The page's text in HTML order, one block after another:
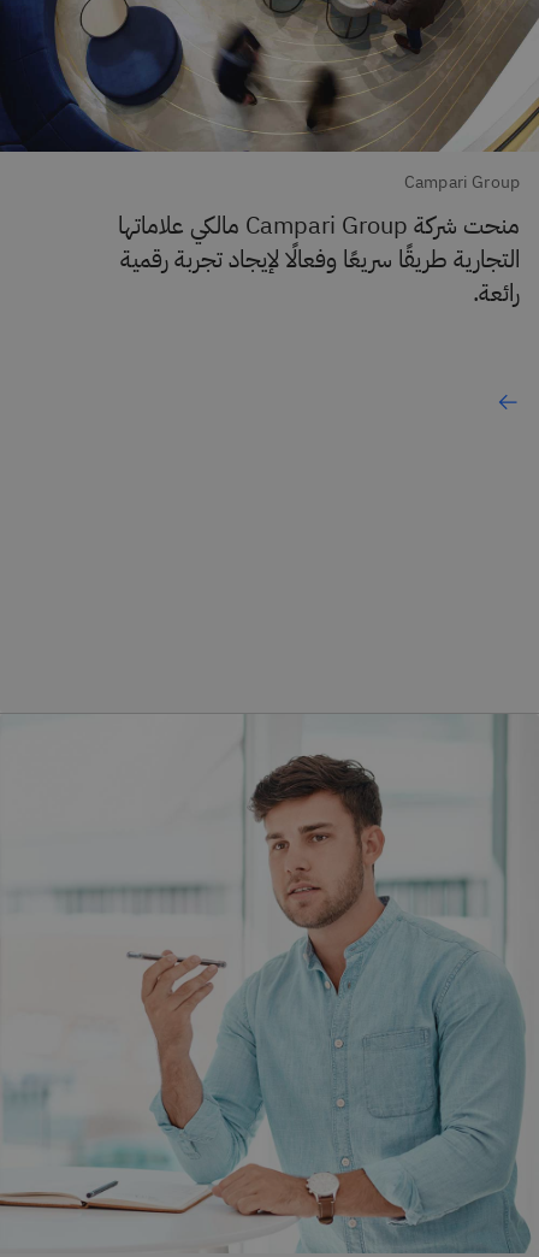
Campari Group
منحت شركة Campari Group مالكي علاماتها
التجارية طريقًا سريعًا وفعالًا لإيجاد تجربة رقمية
رائعة.